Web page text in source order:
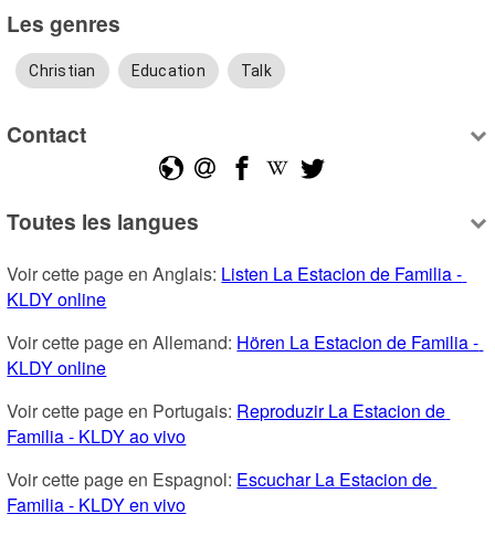
Les genres
Christian Education Talk
Contact
Toutes les langues
Voir cette page en Anglais: Listen La Estacion de Familia -
KLDY online
Voir cette page en Allemand: Hören La Estacion de Familia -
KLDY online
Voir cette page en Portugais: Reproduzir La Estacion de
Familia - KLDY ao vivo
Voir cette page en Espagnol: Escuchar La Estacion de
Familia - KLDY en vivo